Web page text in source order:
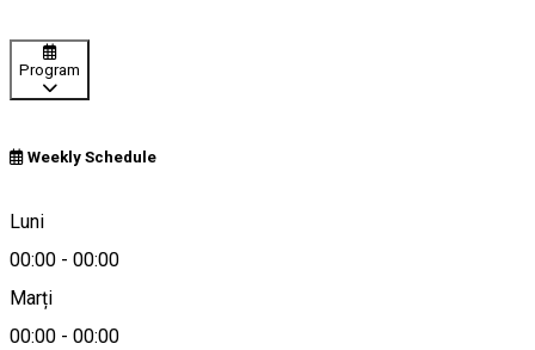
Program
Weekly Schedule
Luni
00:00 - 00:00
Marți
00:00 - 00:00
Sibiu, Romania
Hartă